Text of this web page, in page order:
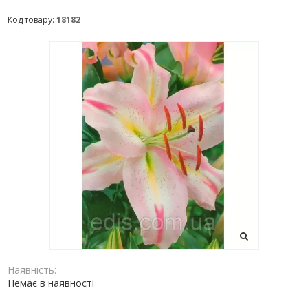
Код товару: 18182
Наявність:
Немає в наявності